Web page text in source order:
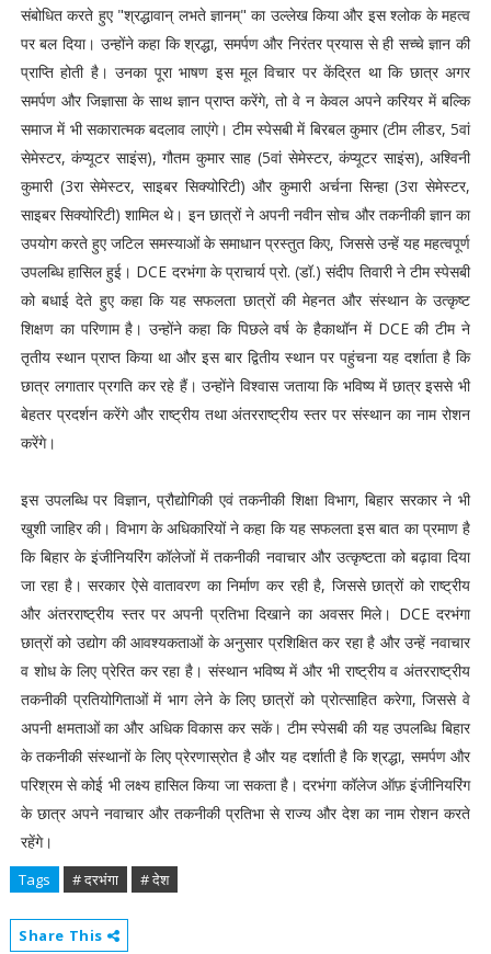
संबोधित करते हुए "श्रद्धावान् लभते ज्ञानम्" का उल्लेख किया और इस श्लोक के महत्व
पर बल दिया। उन्होंने कहा कि श्रद्धा, समर्पण और निरंतर प्रयास से ही सच्चे ज्ञान की
प्राप्ति होती है। उनका पूरा भाषण इस मूल विचार पर केंद्रित था कि छात्र अगर
समर्पण और जिज्ञासा के साथ ज्ञान प्राप्त करेंगे, तो वे न केवल अपने करियर में बल्कि
समाज में भी सकारात्मक बदलाव लाएंगे। टीम स्पेसबी में बिरबल कुमार (टीम लीडर, 5वां
सेमेस्टर, कंप्यूटर साइंस), गौतम कुमार साह (5वां सेमेस्टर, कंप्यूटर साइंस), अश्विनी
कुमारी (3रा सेमेस्टर, साइबर सिक्योरिटी) और कुमारी अर्चना सिन्हा (3रा सेमेस्टर,
साइबर सिक्योरिटी) शामिल थे। इन छात्रों ने अपनी नवीन सोच और तकनीकी ज्ञान का
उपयोग करते हुए जटिल समस्याओं के समाधान प्रस्तुत किए, जिससे उन्हें यह महत्वपूर्ण
उपलब्धि हासिल हुई। DCE दरभंगा के प्राचार्य प्रो. (डॉ.) संदीप तिवारी ने टीम स्पेसबी
को बधाई देते हुए कहा कि यह सफलता छात्रों की मेहनत और संस्थान के उत्कृष्ट
शिक्षण का परिणाम है। उन्होंने कहा कि पिछले वर्ष के हैकाथॉन में DCE की टीम ने
तृतीय स्थान प्राप्त किया था और इस बार द्वितीय स्थान पर पहुंचना यह दर्शाता है कि
छात्र लगातार प्रगति कर रहे हैं। उन्होंने विश्वास जताया कि भविष्य में छात्र इससे भी
बेहतर प्रदर्शन करेंगे और राष्ट्रीय तथा अंतरराष्ट्रीय स्तर पर संस्थान का नाम रोशन
करेंगे।
इस उपलब्धि पर विज्ञान, प्रौद्योगिकी एवं तकनीकी शिक्षा विभाग, बिहार सरकार ने भी
खुशी जाहिर की। विभाग के अधिकारियों ने कहा कि यह सफलता इस बात का प्रमाण है
कि बिहार के इंजीनियरिंग कॉलेजों में तकनीकी नवाचार और उत्कृष्टता को बढ़ावा दिया
जा रहा है। सरकार ऐसे वातावरण का निर्माण कर रही है, जिससे छात्रों को राष्ट्रीय
और अंतरराष्ट्रीय स्तर पर अपनी प्रतिभा दिखाने का अवसर मिले। DCE दरभंगा
छात्रों को उद्योग की आवश्यकताओं के अनुसार प्रशिक्षित कर रहा है और उन्हें नवाचार
व शोध के लिए प्रेरित कर रहा है। संस्थान भविष्य में और भी राष्ट्रीय व अंतरराष्ट्रीय
तकनीकी प्रतियोगिताओं में भाग लेने के लिए छात्रों को प्रोत्साहित करेगा, जिससे वे
अपनी क्षमताओं का और अधिक विकास कर सकें। टीम स्पेसबी की यह उपलब्धि बिहार
के तकनीकी संस्थानों के लिए प्रेरणास्रोत है और यह दर्शाती है कि श्रद्धा, समर्पण और
परिश्रम से कोई भी लक्ष्य हासिल किया जा सकता है। दरभंगा कॉलेज ऑफ़ इंजीनियरिंग
के छात्र अपने नवाचार और तकनीकी प्रतिभा से राज्य और देश का नाम रोशन करते
रहेंगे।
Tags # दरभंगा # देश
Share This